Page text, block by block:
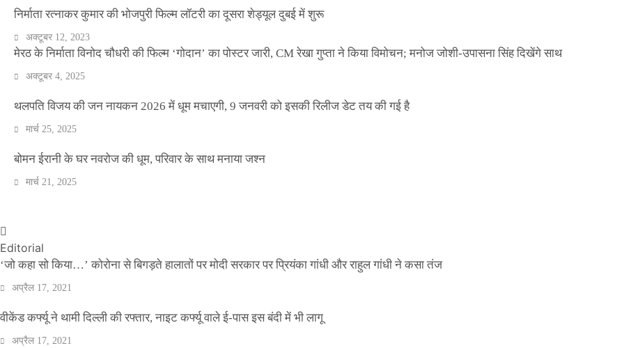
निर्माता रत्नाकर कुमार की भोजपुरी फिल्म लॉटरी का दूसरा शेड्यूल दुबई में शुरू
अक्टूबर 12, 2023
मेरठ के निर्माता विनोद चौधरी की फिल्म ‘गोदान’ का पोस्टर जारी, CM रेखा गुप्ता ने किया विमोचन; मनोज जोशी-उपासना सिंह दिखेंगे साथ
अक्टूबर 4, 2025
थलपति विजय की जन नायकन 2026 में धूम मचाएगी, 9 जनवरी को इसकी रिलीज डेट तय की गई है
मार्च 25, 2025
बोमन ईरानी के घर नवरोज की धूम, परिवार के साथ मनाया जश्न
मार्च 21, 2025
वीकेंड कर्फ्यू ने थामी दिल्ली की रफ्तार, नाइट कर्फ्यू वाले ई-पास इस बंदी में भी लागू
Official Desk
Editorial
‘जो कहा सो किया…’ कोरोना से बिगड़ते हालातों पर मोदी सरकार पर प्रियंका गांधी और राहुल गांधी ने कसा तंज
अप्रैल 17, 2021
वीकेंड कर्फ्यू ने थामी दिल्ली की रफ्तार, नाइट कर्फ्यू वाले ई-पास इस बंदी में भी लागू
अप्रैल 17, 2021